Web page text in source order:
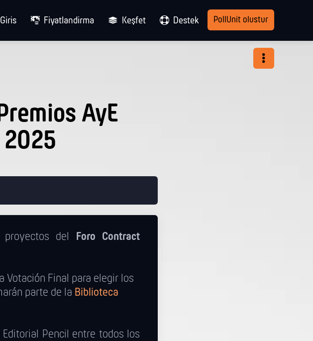
Giris Fiyatlandirma Keşfet Destek PollUnit olustur
AyE
2025
del
Foro Contract
Votación Final para elegir los
parte de la Biblioteca
Editorial Pencil entre todos los